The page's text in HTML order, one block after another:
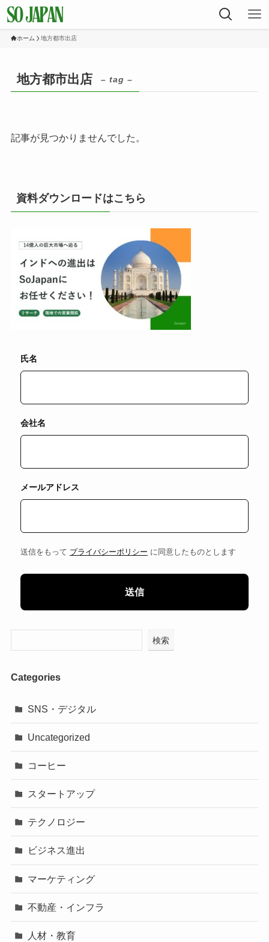
ホーム 地方都市出店
地方都市出店 – tag –
記事が見つかりませんでした。
資料ダウンロードはこちら
氏名
会社名
メールアドレス
送信をもって プライバシーポリシー に同意したものとします
検索
Categories
SNS・デジタル
Uncategorized
コーヒー
スタートアップ
テクノロジー
ビジネス進出
マーケティング
不動産・インフラ
人材・教育